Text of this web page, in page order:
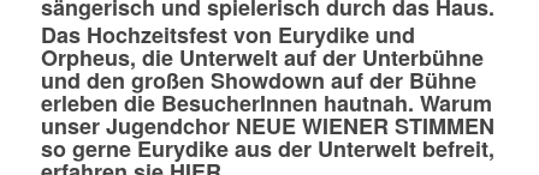
sängerisch und spielerisch durch das Haus.
Das Hochzeitsfest von Eurydike und
Orpheus, die Unterwelt auf der Unterbühne
und den großen Showdown auf der Bühne
erleben die BesucherInnen hautnah. Warum
unser Jugendchor NEUE WIENER STIMMEN
so gerne Eurydike aus der Unterwelt befreit,